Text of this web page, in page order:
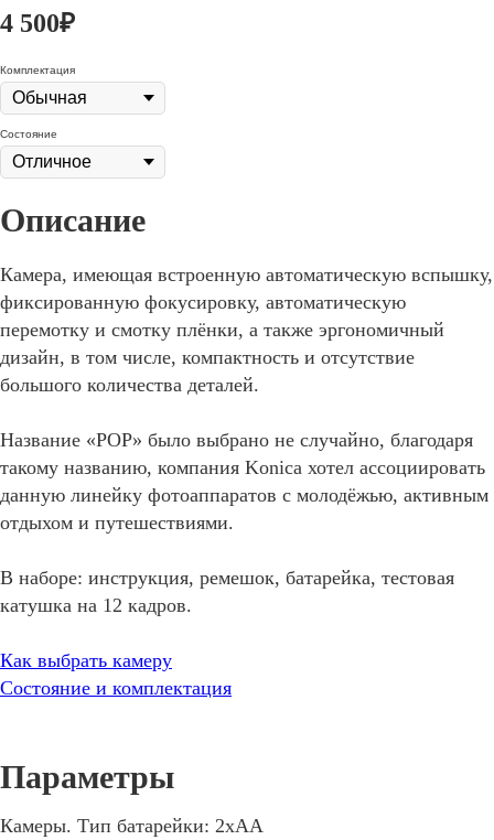
4 500₽
Комплектация
Состояние
Камера, имеющая встроенную автоматическую вспышку,
фиксированную фокусировку, автоматическую
перемотку и смотку плёнки, а также эргономичный
дизайн, в том числе, компактность и отсутствие
большого количества деталей.
Название «POP» было выбрано не случайно, благодаря
такому названию, компания Konica хотел ассоциировать
данную линейку фотоаппаратов с молодёжью, активным
отдыхом и путешествиями.
В наборе: инструкция, ремешок, батарейка, тестовая
катушка на 12 кадров.
Как выбрать камеру
Состояние и комплектация
Камеры. Тип батарейки: 2хАА